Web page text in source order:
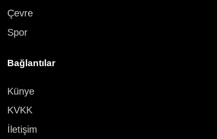
Çevre
Spor
Bağlantılar
Künye
KVKK
İletişim